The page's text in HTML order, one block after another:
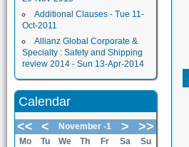
Additional Clauses - Tue 11-
Oct-2011
Allianz Global Corporate &
Specialty : Safety and Shipping
review 2014 - Sun 13-Apr-2014
Calendar
<<
< November -1 > >>
Mo Tu We Th Fr Sa
Su